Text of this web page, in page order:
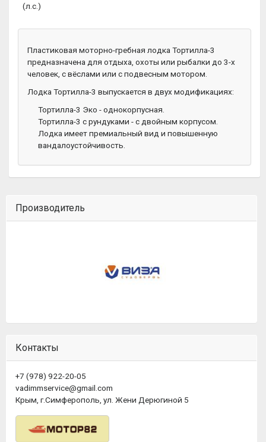
(л.с.)
Пластиковая моторно-гребная лодка Тортилла-3
предназначена для отдыха, охоты или рыбалки до 3-х
человек, с вёслами или с подвесным мотором.
Лодка Тортилла-3 выпускается в двух модификациях:
Тортилла-3 Эко - однокорпусная.
Тортилла-3 с рундуками - с двойным корпусом.
Лодка имеет премиальный вид и повышенную
вандалоустойчивость.
Производитель
Контакты
+7 (978) 922-20-05
vadimmservice@gmail.com
Крым, г.Симферополь, ул. Жени Дерюгиной 5